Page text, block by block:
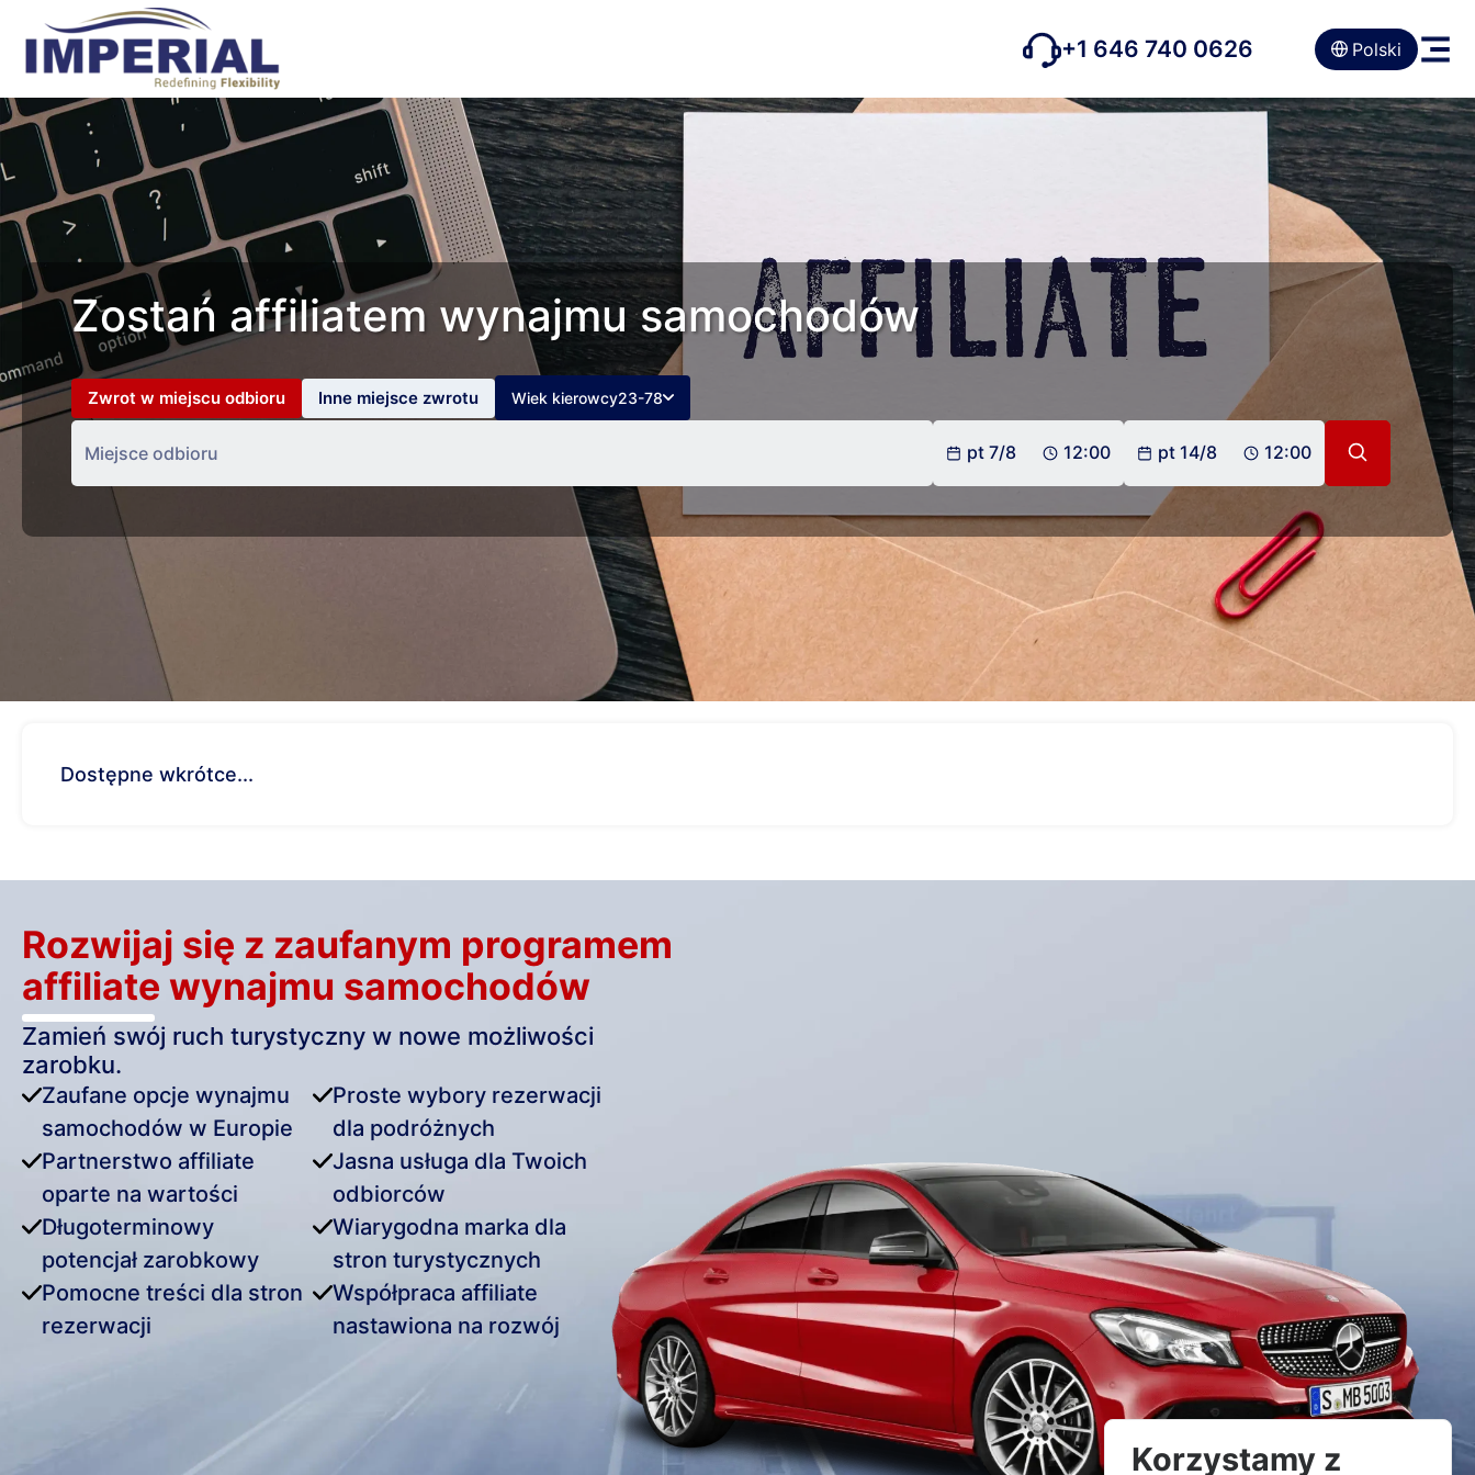
+1 646 740 0626 Polski
Zostań affiliatem wynajmu samochodów
Zwrot w miejscu odbioru Inne miejsce zwrotu Wiek kierowcy23-78
pt 7/8 12:00 pt 14/8 12:00
Dostępne wkrótce...
Rozwijaj się z zaufanym programem
affiliate wynajmu samochodów
Zamień swój ruch turystyczny w nowe możliwości
zarobku.
Zaufane opcje wynajmu
samochodów w Europie
Proste wybory rezerwacji
dla podróżnych
Partnerstwo affiliate
oparte na wartości
Jasna usługa dla Twoich
odbiorców
Długoterminowy
potencjał zarobkowy
Wiarygodna marka dla
stron turystycznych
Pomocne treści dla stron
rezerwacji
Współpraca affiliate
nastawiona na rozwój
Korzystamy z